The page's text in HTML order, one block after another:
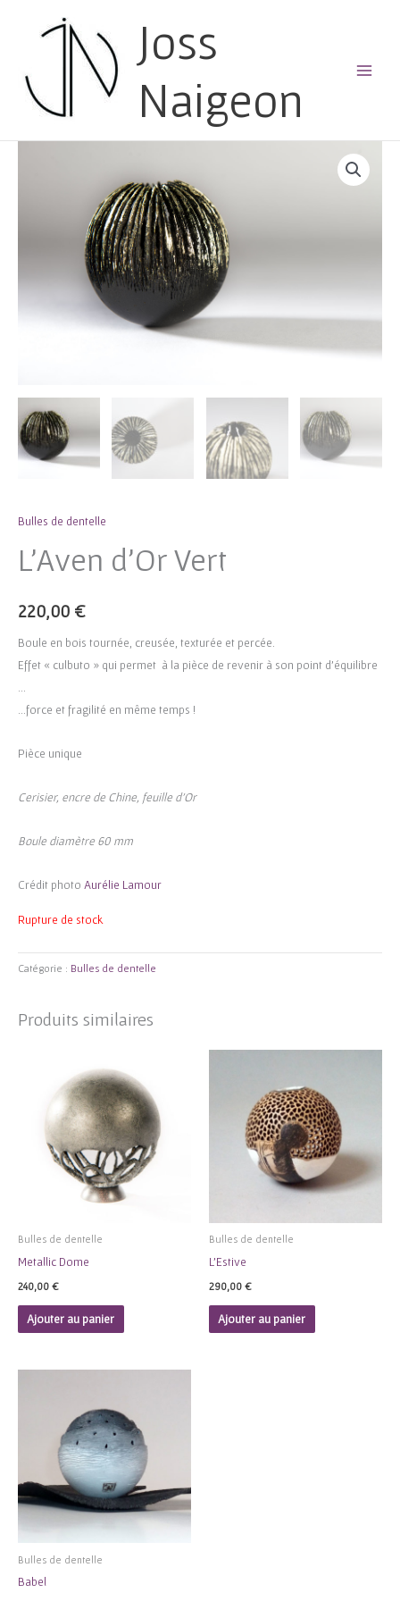
Joss
Naigeon
Bulles de dentelle
L’Aven d’Or Vert
220,00 €
Boule en bois tournée, creusée, texturée et percée.
Effet « culbuto » qui permet à la pièce de revenir à son point d’équilibre
…
…force et fragilité en même temps !
Pièce unique
Cerisier, encre de Chine, feuille d’Or
Boule diamètre 60 mm
Crédit photo Aurélie Lamour
Rupture de stock
Catégorie : Bulles de dentelle
Produits similaires
Bulles de dentelle
Metallic Dome
240,00 €
Ajouter au panier
Bulles de dentelle
L’Estive
290,00 €
Ajouter au panier
Bulles de dentelle
Babel